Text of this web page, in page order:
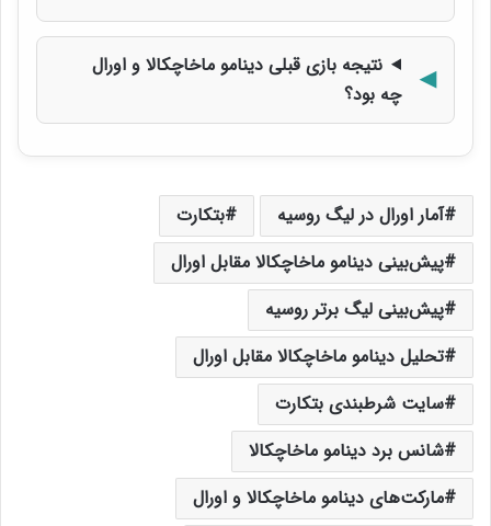
نتیجه بازی قبلی دینامو ماخاچکالا و اورال
چه بود؟
آمار اورال در لیگ روسیه
بتکارت
پیش‌بینی دینامو ماخاچکالا مقابل اورال
پیش‌بینی لیگ برتر روسیه
تحلیل دینامو ماخاچکالا مقابل اورال
سایت شرطبندی بتکارت
شانس برد دینامو ماخاچکالا
مارکت‌های دینامو ماخاچکالا و اورال